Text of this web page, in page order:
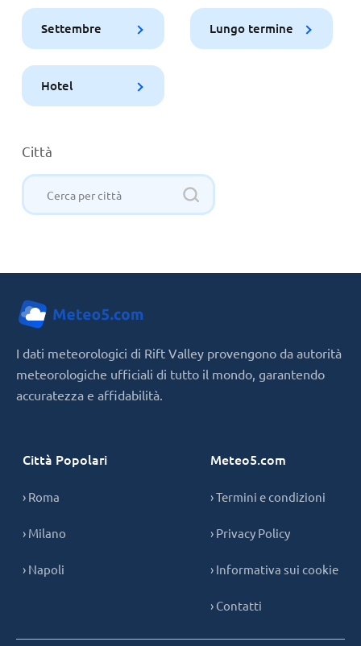
Settembre Lungo termine
Hotel
Città
I dati meteorologici di Rift Valley provengono da autorità
meteorologiche ufficiali di tutto il mondo, garantendo
accuratezza e affidabilità.
Città Popolari
› Roma
› Milano
› Napoli
Meteo5.com
› Termini e condizioni
› Privacy Policy
› Informativa sui cookie
› Contatti